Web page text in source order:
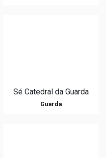
Sé Catedral da Guarda
Guarda